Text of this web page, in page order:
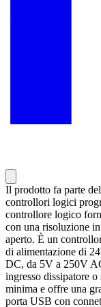
Il prodotto fa parte
controllori logici
controllore logico
con una risoluzione
aperto. È un
di alimentazione di
DC, da 5V a 250V
ingresso dissipatore
minima e offre una
porta USB con